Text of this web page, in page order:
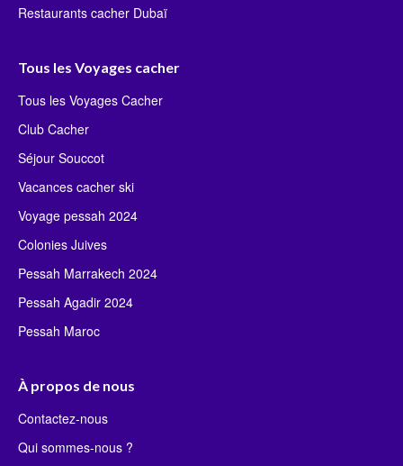
Restaurants cacher Dubaï
Tous les Voyages cacher
Tous les Voyages Cacher
Club Cacher
Séjour Souccot
Vacances cacher ski
Voyage pessah 2024
Colonies Juives
Pessah Marrakech 2024
Pessah Agadir 2024
Pessah Maroc
À propos de nous
Contactez-nous
Qui sommes-nous ?